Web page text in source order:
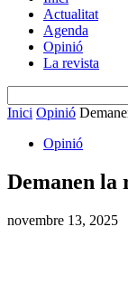
Actualitat
Agenda
Opinió
La revista
Inici Opinió
Opinió
Demanen la
novembre 13, 2025